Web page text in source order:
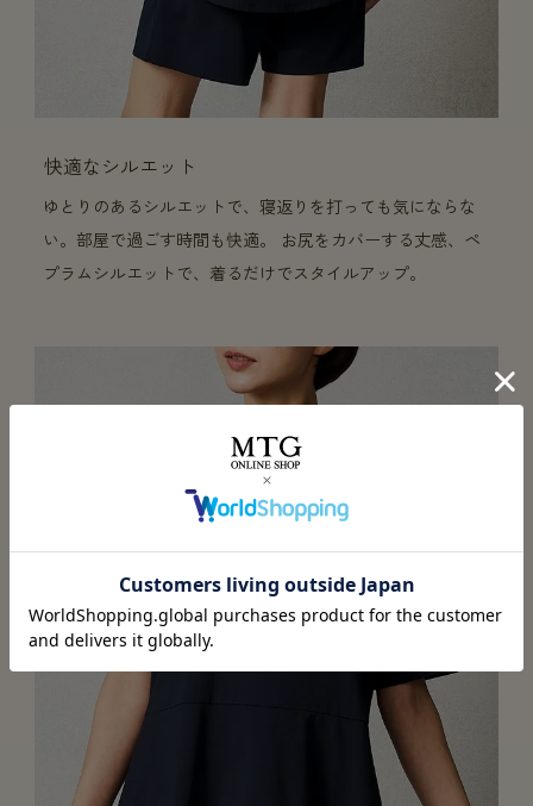
快適なシルエット
ゆとりのあるシルエットで、寝返りを打っても気にならな
い。部屋で過ごす時間も快適。 お尻をカバーする丈感、ペ
プラムシルエットで、着るだけでスタイルアップ。